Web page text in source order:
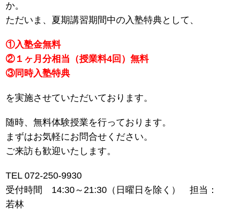
か。
ただいま、夏期講習期間中の入塾特典として、
①入塾金無料
②１ヶ月分相当（授業料4回）無料
③同時入塾特典
を実施させていただいております。
随時、無料体験授業を行っております。
まずはお気軽にお問合せください。
ご来訪も歓迎いたします。
TEL 072-250-9930
受付時間 14:30～21:30（日曜日を除く） 担当：
若林